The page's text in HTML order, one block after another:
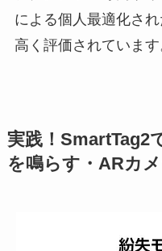
による個人最適化さ
高く評価されています
実践！SmartTag2
を鳴らす・ARカ